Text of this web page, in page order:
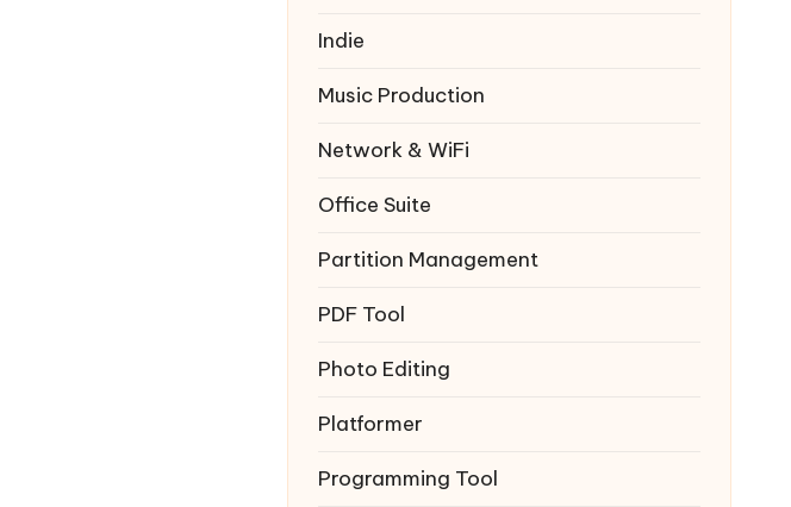
Indie
Music Production
Network & WiFi
Office Suite
Partition Management
PDF Tool
Photo Editing
Platformer
Programming Tool